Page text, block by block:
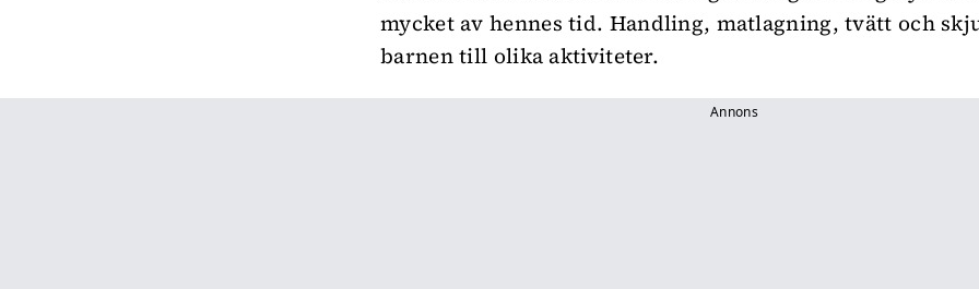
mycket av hennes tid. Handling, matlagning, tvätt och
barnen till olika aktiviteter.
Annons